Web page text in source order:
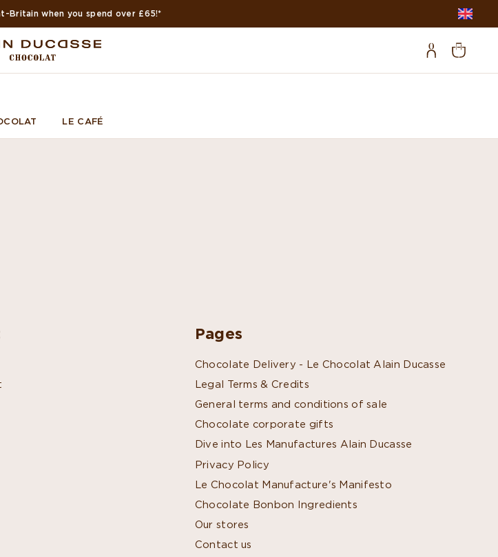
Britain when you spend over £65!*
LE CAFÉ
Pages
Chocolate Delivery - Le Chocolat Alain Ducasse
Legal Terms & Credits
General terms and conditions of sale
Chocolate corporate gifts
Dive into Les Manufactures Alain Ducasse
Privacy Policy
Le Chocolat Manufacture's Manifesto
Chocolate Bonbon Ingredients
Our stores
Contact us